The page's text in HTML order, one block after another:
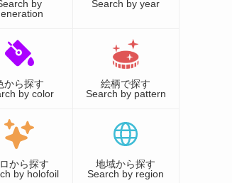
by
Search by year
から探す
by color
絵柄で探す
Search by pattern
から探す
by holofoil
地域から探す
Search by region